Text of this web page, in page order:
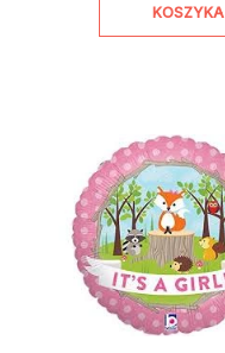
KOSZYKA